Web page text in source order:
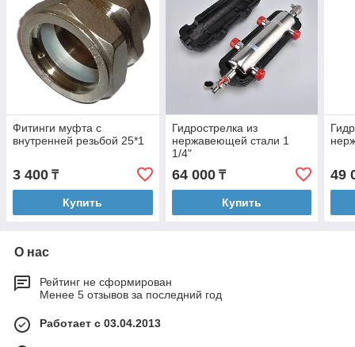
Фитинги муфта с
внутренней резьбой 25*1
3 400 ₸
Купить
Гидрострелка из
нержавеющей стали 1
1/4"
64 000₸
Купить
49
О нас
Рейтинг не сформирован
Менее 5 отзывов за последний год
Работает с 03.04.2013